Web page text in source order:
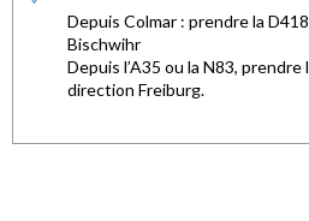
Depuis Colmar : prendre la
Bischwihr
Depuis l’A35 ou la N83,
direction Freiburg.